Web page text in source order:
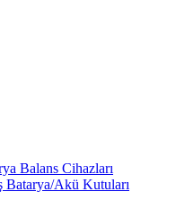
Balans Cihazları
Batarya/Akü Kutuları